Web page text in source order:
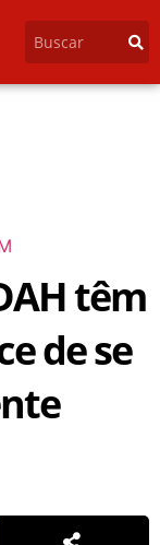
têm
de se